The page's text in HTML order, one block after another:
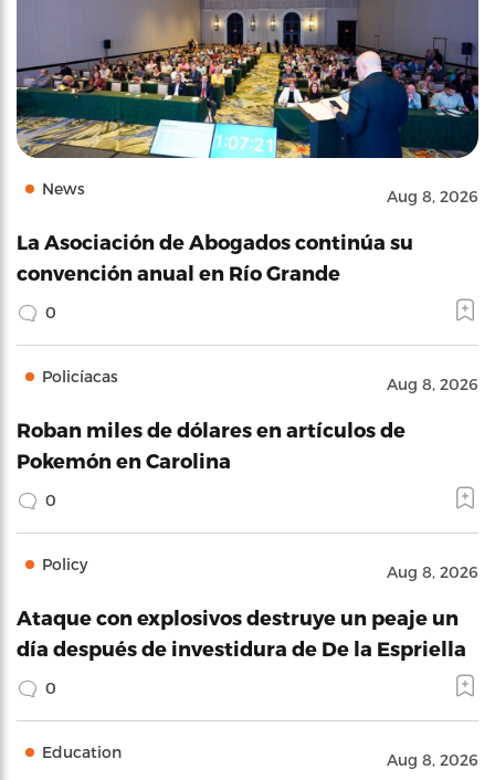
News Aug 8, 2026
La Asociación de Abogados continúa su
convención anual en Río Grande
0
Policíacas Aug 8, 2026
Roban miles de dólares en artículos de
Pokemón en Carolina
0
Policy Aug 8, 2026
Ataque con explosivos destruye un peaje un
día después de investidura de De la Espriella
0
Education Aug 8, 2026